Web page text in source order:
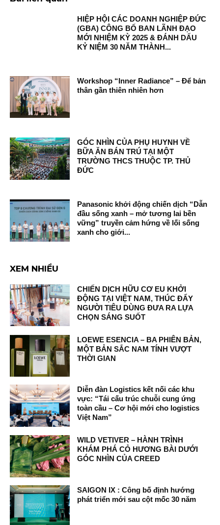
HIỆP HỘI CÁC DOANH NGHIỆP ĐỨC
(GBA) CÔNG BỐ BAN LÃNH ĐẠO
MỚI NHIỆM KỲ 2025 & ĐÁNH DẤU
KỶ NIỆM 30 NĂM THÀNH...
Workshop “Inner Radiance” – Để bản
thân gần thiên nhiên hơn
GÓC NHÌN CỦA PHỤ HUYNH VỀ
BỮA ĂN BÁN TRÚ TẠI MỘT
TRƯỜNG THCS THUỘC TP. THỦ
ĐỨC
Panasonic khởi động chiến dịch “Dẫn
đầu sống xanh – mở tương lai bền
vững” truyền cảm hứng về lối sống
xanh cho giới...
XEM NHIỀU
CHIẾN DỊCH HỮU CƠ EU KHỞI
ĐỘNG TẠI VIỆT NAM, THÚC ĐẨY
NGƯỜI TIÊU DÙNG ĐƯA RA LỰA
CHỌN SÁNG SUỐT
LOEWE ESENCIA – BA PHIÊN BẢN,
MỘT BẢN SẮC NAM TÍNH VƯỢT
THỜI GIAN
Diễn đàn Logistics kết nối các khu
vực: “Tái cấu trúc chuỗi cung ứng
toàn cầu – Cơ hội mới cho logistics
Việt Nam”
WILD VETIVER – HÀNH TRÌNH
KHÁM PHÁ CỎ HƯƠNG BÀI DƯỚI
GÓC NHÌN CỦA CREED
SAIGON IX : Công bố định hướng
phát triển mới sau cột mốc 30 năm